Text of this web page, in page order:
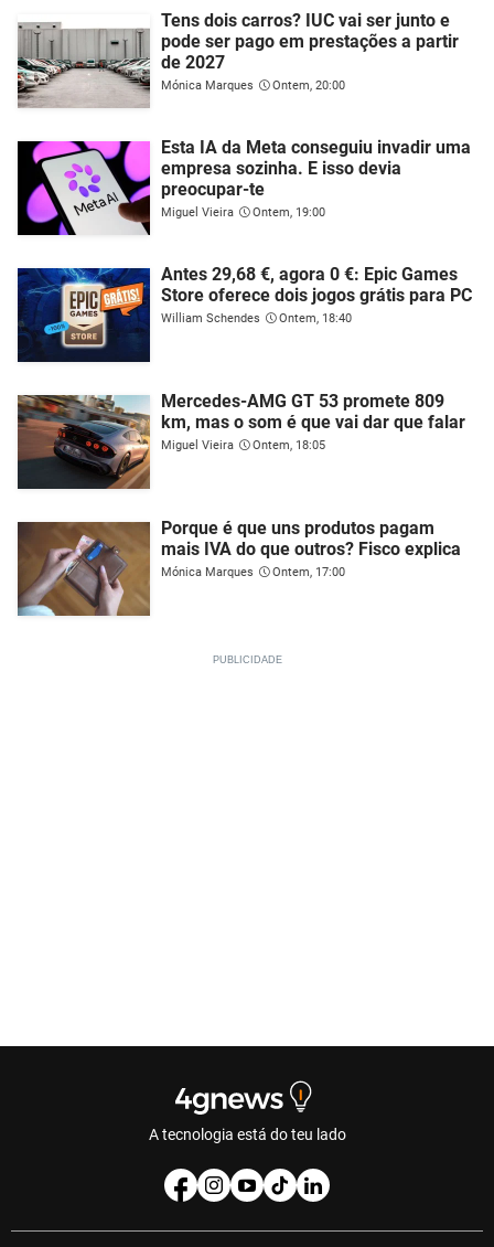
Tens dois carros? IUC vai ser junto e
pode ser pago em prestações a partir
de 2027
Mónica Marques Ontem, 20:00
Esta IA da Meta conseguiu invadir uma
empresa sozinha. E isso devia
preocupar-te
Miguel Vieira Ontem, 19:00
Antes 29,68 €, agora 0 €: Epic Games
Store oferece dois jogos grátis para PC
William Schendes Ontem, 18:40
Mercedes-AMG GT 53 promete 809
km, mas o som é que vai dar que falar
Miguel Vieira Ontem, 18:05
Porque é que uns produtos pagam
mais IVA do que outros? Fisco explica
Mónica Marques Ontem, 17:00
A tecnologia está do teu lado